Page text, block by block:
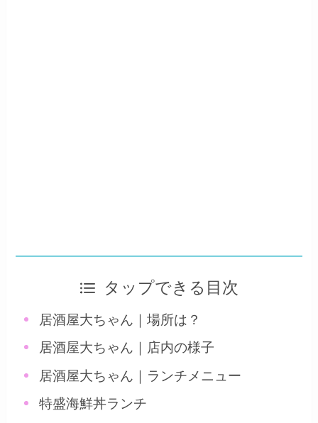
タップできる目次
居酒屋大ちゃん｜場所は？
居酒屋大ちゃん｜店内の様子
居酒屋大ちゃん｜ランチメニュー
特盛海鮮丼ランチ